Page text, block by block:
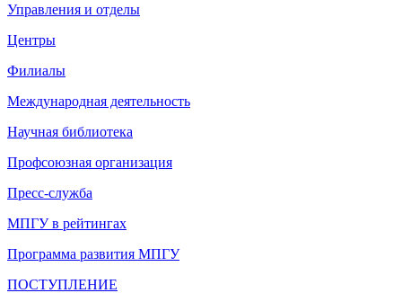
Управления и отделы
Центры
Филиалы
Международная деятельность
Научная библиотека
Профсоюзная организация
Пресс-служба
МПГУ в рейтингах
Программа развития МПГУ
ПОСТУПЛЕНИЕ